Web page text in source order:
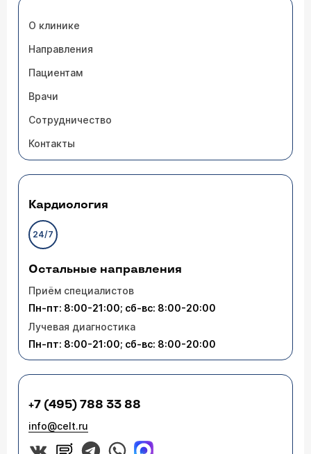
О клинике
Направления
Пациентам
Врачи
Сотрудничество
Контакты
Кардиология
24/7
Остальные направления
Приём специалистов
Пн-пт: 8:00-21:00; сб-вс: 8:00-20:00
Лучевая диагностика
Пн-пт: 8:00-21:00; сб-вс: 8:00-20:00
+7 (495) 788 33 88
info@celt.ru